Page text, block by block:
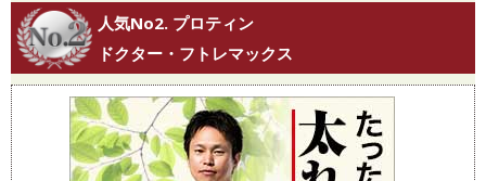
人気No2. プロティン
ドクター・フトレマックス